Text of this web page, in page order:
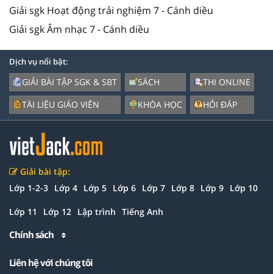
Giải sgk Hoạt động trải nghiệm 7 - Cánh diều
Giải sgk Âm nhạc 7 - Cánh diều
Dịch vụ nổi bật:
GIẢI BÀI TẬP SGK & SBT
TÀI LIỆU GIÁO VIÊN
SÁCH
KHÓA HỌC
THI ONLINE
HỎI ĐÁP
Giải bài tập:
Lớp 1-2-3 Lớp 4 Lớp 5 Lớp 6 Lớp 7 Lớp 8 Lớp 9 Lớp 10
Lớp 11 Lớp 12 Lập trình Tiếng Anh
Chính sách
Liên hệ với chúng tôi